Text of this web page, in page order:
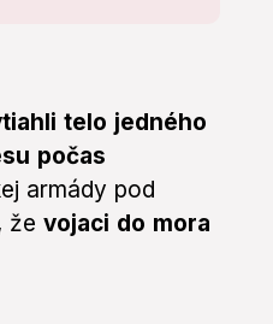
telo jedného
počas
armády pod
že vojaci do mora